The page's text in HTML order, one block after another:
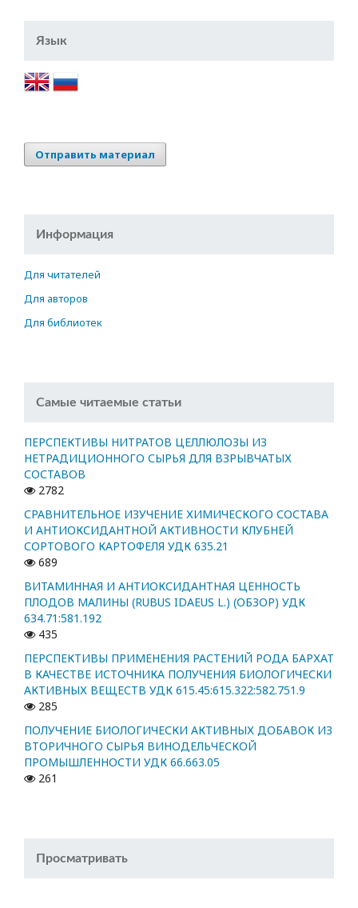
Язык
Отправить материал
Информация
Для читателей
Для авторов
Для библиотек
Самые читаемые статьи
ПЕРСПЕКТИВЫ НИТРАТОВ ЦЕЛЛЮЛОЗЫ ИЗ
НЕТРАДИЦИОННОГО СЫРЬЯ ДЛЯ ВЗРЫВЧАТЫХ
СОСТАВОВ
2782
СРАВНИТЕЛЬНОЕ ИЗУЧЕНИЕ ХИМИЧЕСКОГО СОСТАВА
И АНТИОКСИДАНТНОЙ АКТИВНОСТИ КЛУБНЕЙ
СОРТОВОГО КАРТОФЕЛЯ УДК 635.21
689
ВИТАМИННАЯ И АНТИОКСИДАНТНАЯ ЦЕННОСТЬ
ПЛОДОВ МАЛИНЫ (RUBUS IDAEUS L.) (ОБЗОР) УДК
634.71:581.192
435
ПЕРСПЕКТИВЫ ПРИМЕНЕНИЯ РАСТЕНИЙ РОДА БАРХАТ
В КАЧЕСТВЕ ИСТОЧНИКА ПОЛУЧЕНИЯ БИОЛОГИЧЕСКИ
АКТИВНЫХ ВЕЩЕСТВ УДК 615.45:615.322:582.751.9
285
ПОЛУЧЕНИЕ БИОЛОГИЧЕСКИ АКТИВНЫХ ДОБАВОК ИЗ
ВТОРИЧНОГО СЫРЬЯ ВИНОДЕЛЬЧЕСКОЙ
ПРОМЫШЛЕННОСТИ УДК 66.663.05
261
Просматривать